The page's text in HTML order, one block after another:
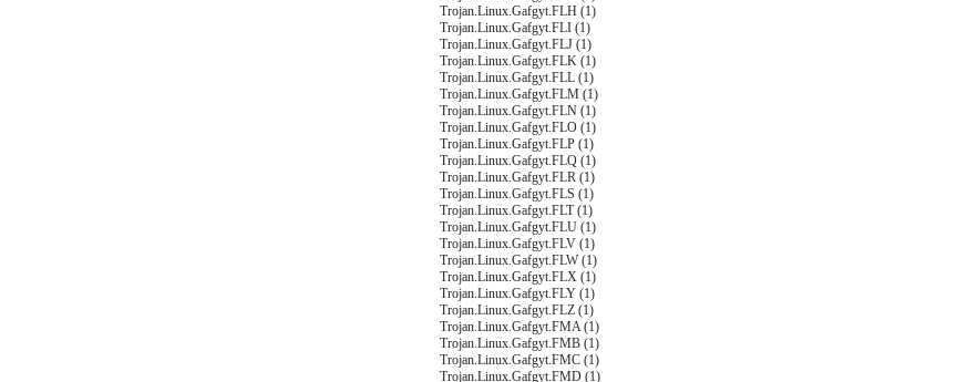
Trojan.Linux.Gafgyt.FLH (1)
Trojan.Linux.Gafgyt.FLI (1)
Trojan.Linux.Gafgyt.FLJ (1)
Trojan.Linux.Gafgyt.FLK (1)
Trojan.Linux.Gafgyt.FLL (1)
Trojan.Linux.Gafgyt.FLM (1)
Trojan.Linux.Gafgyt.FLN (1)
Trojan.Linux.Gafgyt.FLO (1)
Trojan.Linux.Gafgyt.FLP (1)
Trojan.Linux.Gafgyt.FLQ (1)
Trojan.Linux.Gafgyt.FLR (1)
Trojan.Linux.Gafgyt.FLS (1)
Trojan.Linux.Gafgyt.FLT (1)
Trojan.Linux.Gafgyt.FLU (1)
Trojan.Linux.Gafgyt.FLV (1)
Trojan.Linux.Gafgyt.FLW (1)
Trojan.Linux.Gafgyt.FLX (1)
Trojan.Linux.Gafgyt.FLY (1)
Trojan.Linux.Gafgyt.FLZ (1)
Trojan.Linux.Gafgyt.FMA (1)
Trojan.Linux.Gafgyt.FMB (1)
Trojan.Linux.Gafgyt.FMC (1)
Trojan.Linux.Gafgyt.FMD (1)